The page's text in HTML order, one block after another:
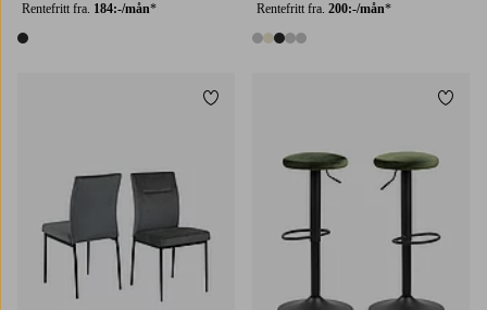
Rentefritt fra. 184:-/mån*
1 farge
Rentefritt fra. 200:-/mån*
5 farger
Legg til favoritter